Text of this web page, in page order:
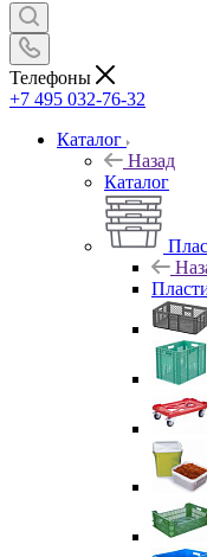
Телефоны
+7 495 032-76-32
Каталог
Назад
Каталог